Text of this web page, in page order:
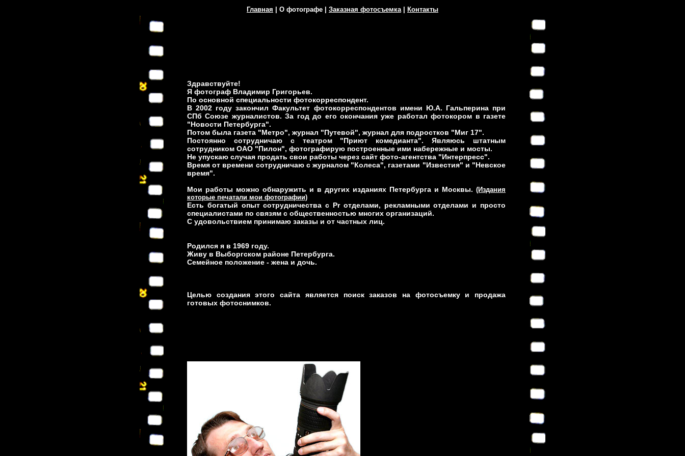
Главная О фотографе Заказная фотосъемка| Контакты
Здравствуйте!
Я фотограф Владимир Григорьев.
По основной специальности фотокорреспондент.
В 2002 году закончил Факультет фотокорреспондентов имени Ю.А. Гальперина при
СПб Союзе журналистов. За год до его окончания уже работал фотокором в газете
"Новости Петербурга".
Потом была газета "Метро", журнал "Путевой", журнал для подростков "Миг 17".
Постоянно сотрудничаю с театром "Приют комедианта". Являюсь штатным
сотрудником ОАО "Пилон", фотографирую построенные ими набережные и мосты.
Не упускаю случая продать свои работы через сайт фото-агентства "Интерпресс".
Время от времени сотрудничаю с журналом "Колеса", газетами "Известия" и "Невское
время".
Мои работы можно обнаружить и в других изданиях Петербурга и Москвы. (Издания
которые печатали мои фотографии)
Есть богатый опыт сотрудничества с Pr отделами, рекламными отделами и просто
специалистами по связям с общественностью многих организаций.
С удовольствием принимаю заказы и от частных лиц.
Родился я в 1969 году.
Живу в Выборгском районе Петербурга.
Семейное положение - жена и дочь.
Целью создания этого сайта является поиск заказов на фотосъемку и продажа
готовых фотоснимков.